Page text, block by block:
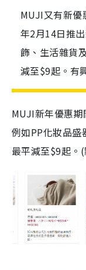
MUJI又有新
年2月14日推
飾、生活雜貨
減至$9起。有
MUJI新年優惠期
例如PP化妝品盛
最平減至$9起。